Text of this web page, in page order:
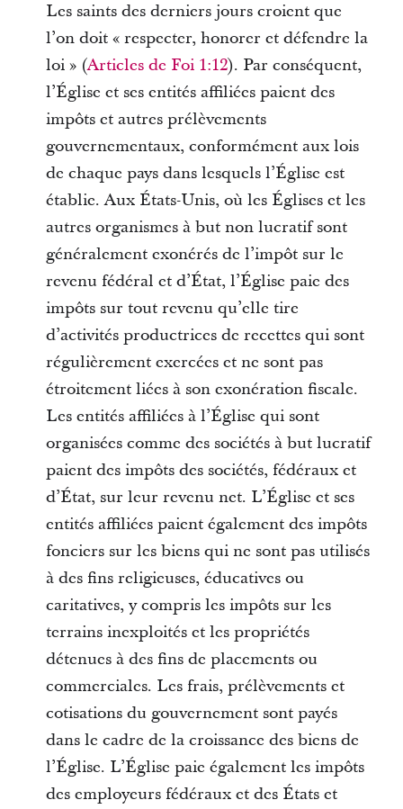
Les saints des derniers jours croient que
l’on doit « respecter, honorer et défendre la
loi » (Articles de Foi 1:12). Par conséquent,
l’Église et ses entités affiliées paient des
impôts et autres prélèvements
gouvernementaux, conformément aux lois
de chaque pays dans lesquels l’Église est
établie. Aux États-Unis, où les Églises et les
autres organismes à but non lucratif sont
généralement exonérés de l’impôt sur le
revenu fédéral et d’État, l’Église paie des
impôts sur tout revenu qu’elle tire
d’activités productrices de recettes qui sont
régulièrement exercées et ne sont pas
étroitement liées à son exonération fiscale.
Les entités affiliées à l’Église qui sont
organisées comme des sociétés à but lucratif
paient des impôts des sociétés, fédéraux et
d’État, sur leur revenu net. L’Église et ses
entités affiliées paient également des impôts
fonciers sur les biens qui ne sont pas utilisés
à des fins religieuses, éducatives ou
caritatives, y compris les impôts sur les
terrains inexploités et les propriétés
détenues à des fins de placements ou
commerciales. Les frais, prélèvements et
cotisations du gouvernement sont payés
dans le cadre de la croissance des biens de
l’Église. L’Église paie également les impôts
des employeurs fédéraux et des États et